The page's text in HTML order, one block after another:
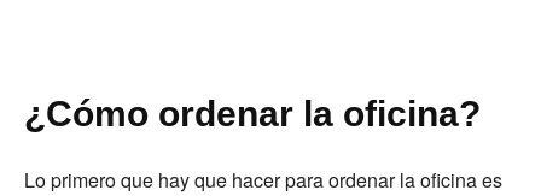
¿Cómo ordenar la oficina?
Lo primero que hay que hacer para ordenar la oficina es